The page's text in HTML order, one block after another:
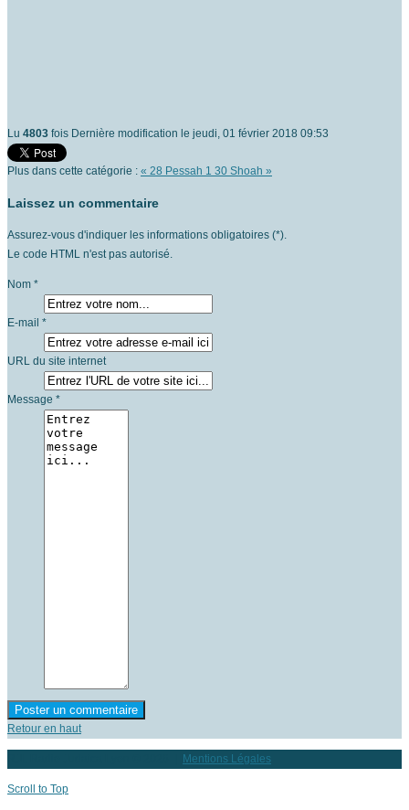
Lu 4803 fois Dernière modification le jeudi, 01 février 2018 09:53
Plus dans cette catégorie : « 28 Pessah 1 30 Shoah »
Laissez un commentaire
Assurez-vous d'indiquer les informations obligatoires (*).
Le code HTML n'est pas autorisé.
Nom *
E-mail *
URL du site internet
Message *
Retour en haut
Mentions Légales
Scroll to Top